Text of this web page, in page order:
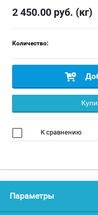
2 450.00 руб. (кг)
Количество:
К сравнению
Параметры